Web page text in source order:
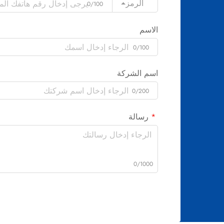
الرمز 0/100
الاسم
0/100
اسم الشركة
0/200
رسالة
0/1000